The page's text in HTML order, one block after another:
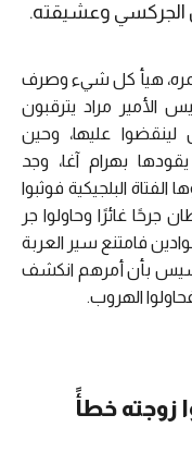
الجركسي وعشيقته.
هيأ كل شيء وصرف
الأمير مراد يترقبون
لينقضوا عليها، وحين
بهرام آغا، وجد
البلجيكية فوثبوا
جرحًا غائرًا وحاولوا جر
فامتنع سير العربة
بأن أمرهم انكشف
الهروب.
خطأً